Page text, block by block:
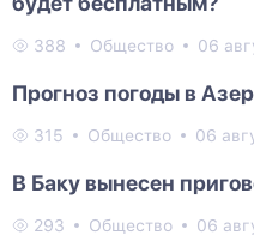
388 Общество 06
Прогноз погоды в
315 Общество 06
В Баку вынесен
293 Общество 06